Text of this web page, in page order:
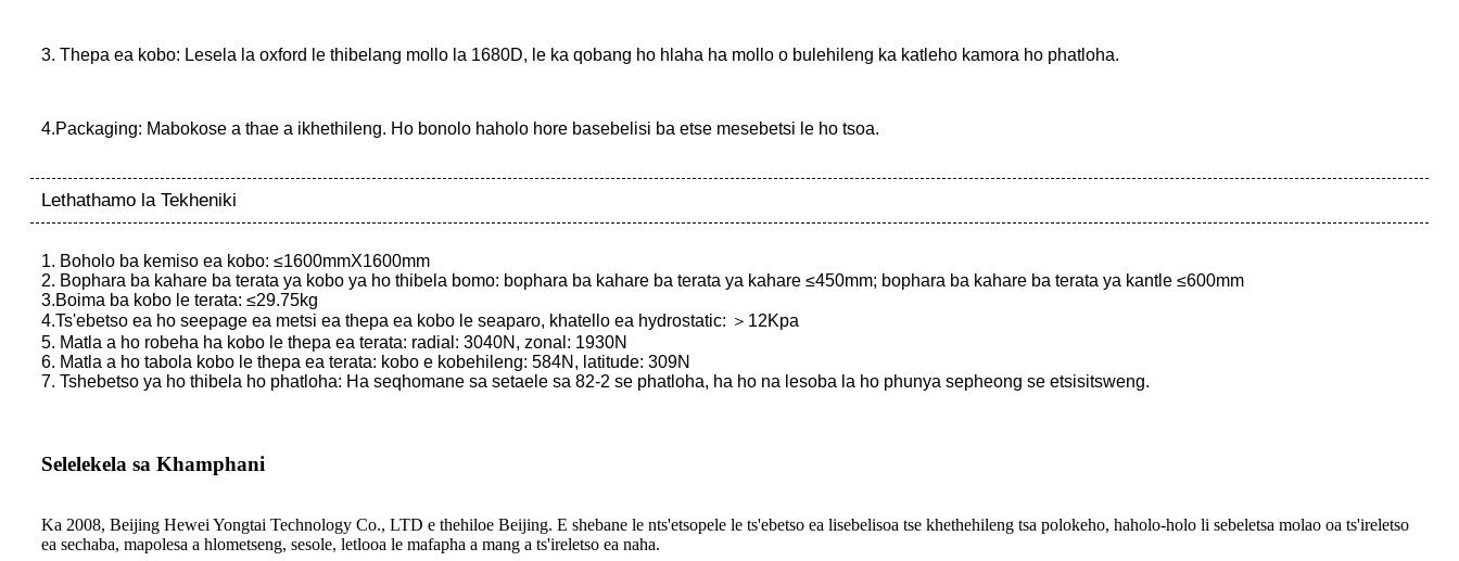
3. Thepa ea kobo: Lesela la oxford le thibelang mollo la 1680D, le ka qobang ho hlaha ha mollo o bulehileng ka katleho kamora ho phatloha.
4.Packaging: Mabokose a thae a ikhethileng. Ho bonolo haholo hore basebelisi ba etse mesebetsi le ho tsoa.
Lethathamo la Tekheniki
1. Boholo ba kemiso ea kobo: ≤1600mmX1600mm
2. Bophara ba kahare ba terata ya kobo ya ho thibela bomo: bophara ba kahare ba terata ya kahare ≤450mm; bophara ba kahare ba terata ya kantle ≤600mm
3.Boima ba kobo le terata: ≤29.75kg
4.Ts'ebetso ea ho seepage ea metsi ea thepa ea kobo le seaparo, khatello ea hydrostatic: ＞12Kpa
5. Matla a ho robeha ha kobo le thepa ea terata: radial: 3040N, zonal: 1930N
6. Matla a ho tabola kobo le thepa ea terata: kobo e kobehileng: 584N, latitude: 309N
7. Tshebetso ya ho thibela ho phatloha: Ha seqhomane sa setaele sa 82-2 se phatloha, ha ho na lesoba la ho phunya sepheong se etsisitsweng.
Selelekela sa Khamphani
Ka 2008, Beijing Hewei Yongtai Technology Co., LTD e thehiloe Beijing. E shebane le nts'etsopele le ts'ebetso ea lisebelisoa tse khethehileng tsa polokeho, haholo-holo li sebeletsa molao oa ts'ireletso
ea sechaba, mapolesa a hlometseng, sesole, letlooa le mafapha a mang a ts'ireletso ea naha.